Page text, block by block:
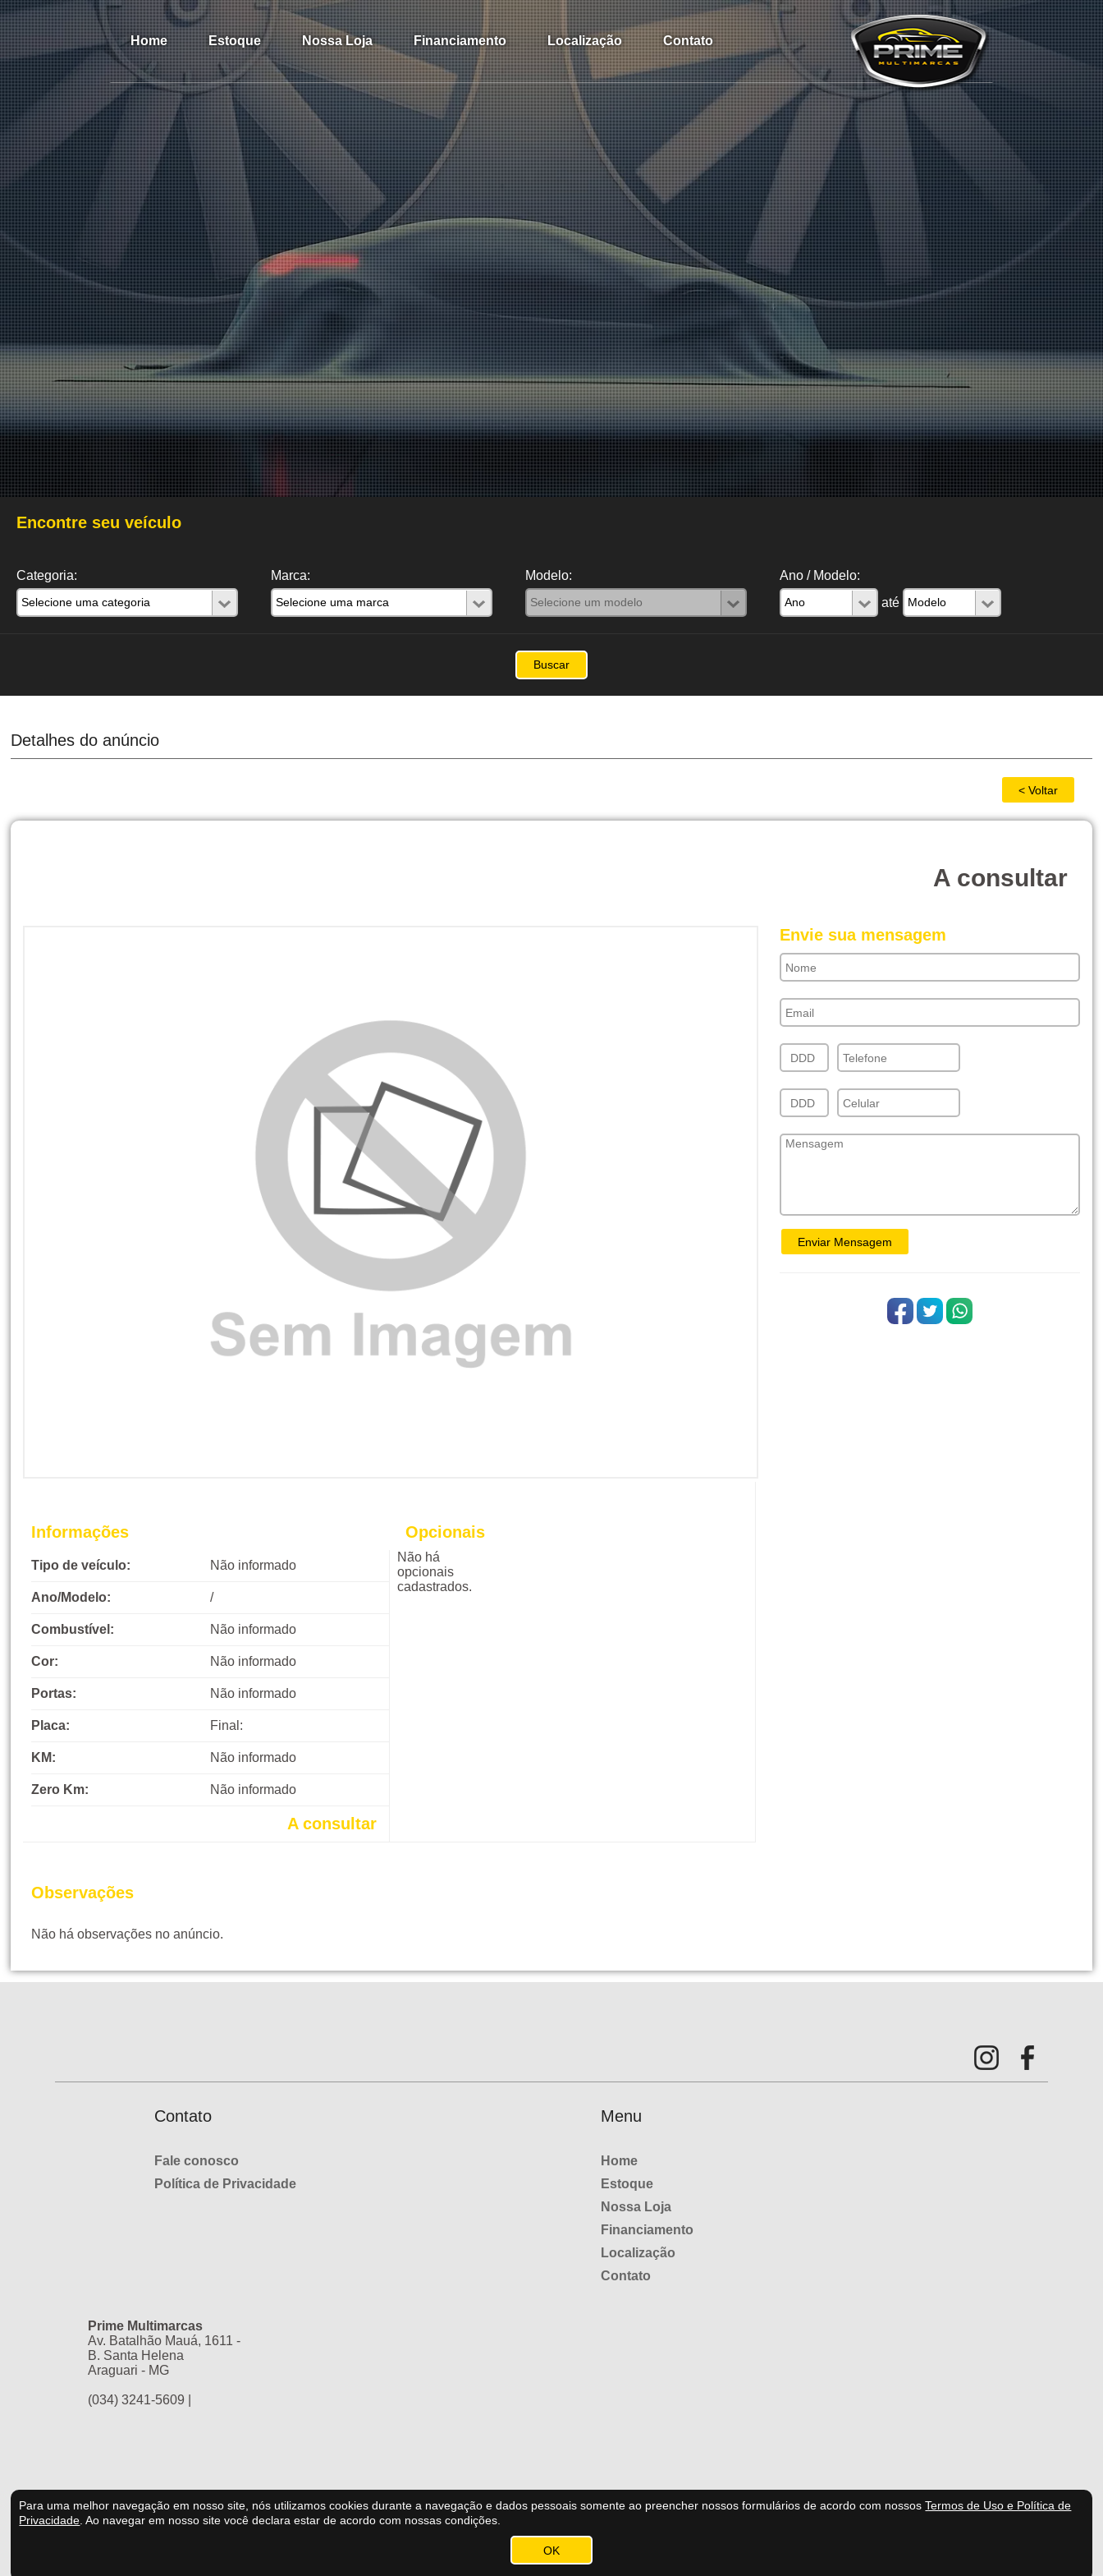
Home Estoque Nossa Loja Financiamento Localização Contato
Encontre seu veículo
Categoria: Marca: Modelo:
Ano / Modelo:
até
Detalhes do anúncio
A consultar
Informações
Tipo de veículo: Não informado
Ano/Modelo: /
Combustível: Não informado
Cor: Não informado
Portas: Não informado
Placa: Final:
KM: Não informado
Zero Km: Não informado
A consultar
Opcionais
Não há
opcionais
cadastrados.
Observações
Não há observações no anúncio.
Envie sua mensagem
Contato Menu
Fale conosco
Política de Privacidade
Home
Estoque
Nossa Loja
Financiamento
Localização
Contato
Prime Multimarcas
Av. Batalhão Mauá, 1611 -
B. Santa Helena
Araguari - MG
(034) 3241-5609 |
Para uma melhor navegação em nosso site, nós utilizamos cookies durante a navegação e dados pessoais somente ao preencher nossos formulários de acordo com nossosTermos de Uso e Política de
Privacidade. Ao navegar em nosso site você declara estar de acordo com nossas condições.